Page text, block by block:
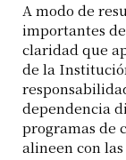
A modo de
importantes
claridad que
de la
dependencia
programas de
alineen con